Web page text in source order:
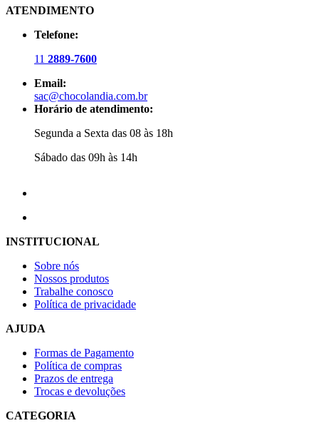
ATENDIMENTO
Telefone:
11 2889-7600
Email:
sac@chocolandia.com.br
Horário de atendimento:
Segunda a Sexta das 08 às 18h
Sábado das 09h às 14h
INSTITUCIONAL
Sobre nós
Nossos produtos
Trabalhe conosco
Política de privacidade
AJUDA
Formas de Pagamento
Política de compras
Prazos de entrega
Trocas e devoluções
CATEGORIA